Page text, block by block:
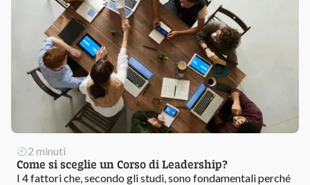
2 minuti
Come si sceglie un Corso di Leadership?
I 4 fattori che, secondo gli studi, sono fondamentali perché